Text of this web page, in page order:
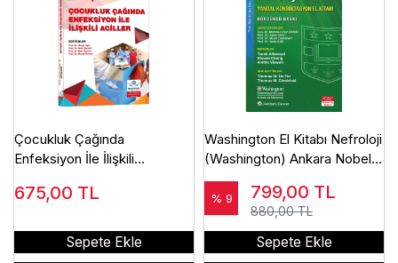
Çocukluk Çağında
Enfeksiyon İle İlişkili
Kitabevleri
675,00 TL
Sepete Ekle
Washington El Kitabı Nefroloji
(Washington) Ankara Nobel
Tıp Kitabevleri
% 9 799,00 TL
880,00 TL
Sepete Ekle